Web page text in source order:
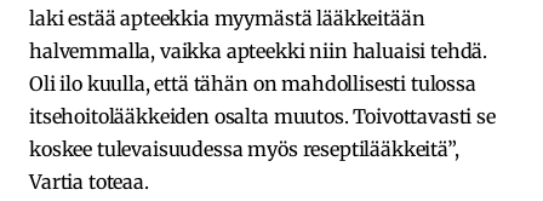
laki estää apteekkia myymästä lääkkeitään
halvemmalla, vaikka apteekki niin haluaisi tehdä.
Oli ilo kuulla, että tähän on mahdollisesti tulossa
itsehoitolääkkeiden osalta muutos. Toivottavasti se
koskee tulevaisuudessa myös reseptilääkkeitä”,
Vartia toteaa.